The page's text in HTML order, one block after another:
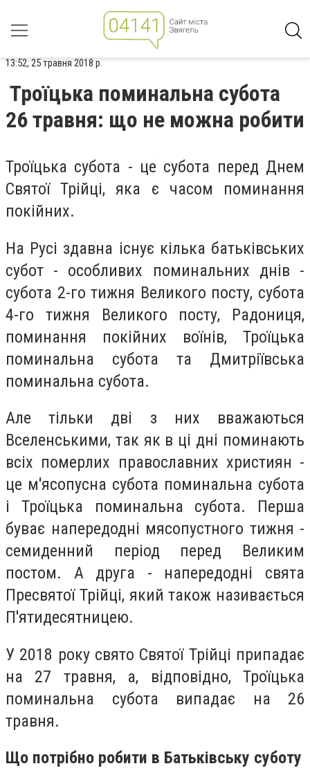
13:52, 25 травня 2018 р.
Троїцька поминальна субота
26 травня: що не можна робити
Троїцька субота - це субота перед Днем
Святої Трійці, яка є часом поминання
покійних.
На Русі здавна існує кілька батьківських
субот - особливих поминальних днів -
субота 2-го тижня Великого посту, субота
4-го тижня Великого посту, Радониця,
поминання покійних воїнів, Троїцька
поминальна субота та Дмитріївська
поминальна субота.
Але тільки дві з них вважаються
Вселенськими, так як в ці дні поминають
всіх померлих православних християн -
це м'ясопусна субота поминальна субота
і Троїцька поминальна субота. Перша
буває напередодні мясопустного тижня -
семиденний період перед Великим
постом. А друга - напередодні свята
Пресвятої Трійці, який також називається
П'ятидесятницею.
У 2018 року свято Святої Трійці припадає
на 27 травня, а, відповідно, Троїцька
поминальна субота випадає на 26
травня.
Що потрібно робити в Батьківську суботу